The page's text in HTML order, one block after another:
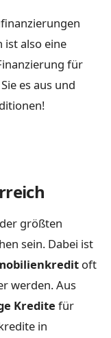
also eine
für
es aus und
größten
sein. Dabei ist
oft
werden. Aus
Kredite für
in